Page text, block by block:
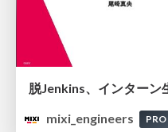
mixi_engineers
PRO